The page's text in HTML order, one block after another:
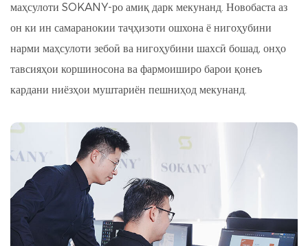
маҳсулоти SOKANY-ро амиқ дарк мекунанд. Новобаста аз
он ки ин самаранокии таҷҳизоти ошхона ё нигоҳубини
нарми маҳсулоти зебоӣ ва нигоҳубини шахсӣ бошад, онҳо
тавсияҳои коршиносона ва фармоиширо барои қонеъ
кардани ниёзҳои муштариён пешниҳод мекунанд.